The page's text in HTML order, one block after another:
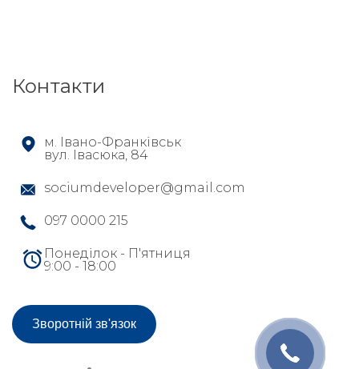
Контакти
м. Івано-Франківськ
вул. Івасюка, 84
sociumdeveloper@gmail.com
097 0000 215
Понеділок - П'ятниця
9:00 - 18:00
Зворотній зв'язок